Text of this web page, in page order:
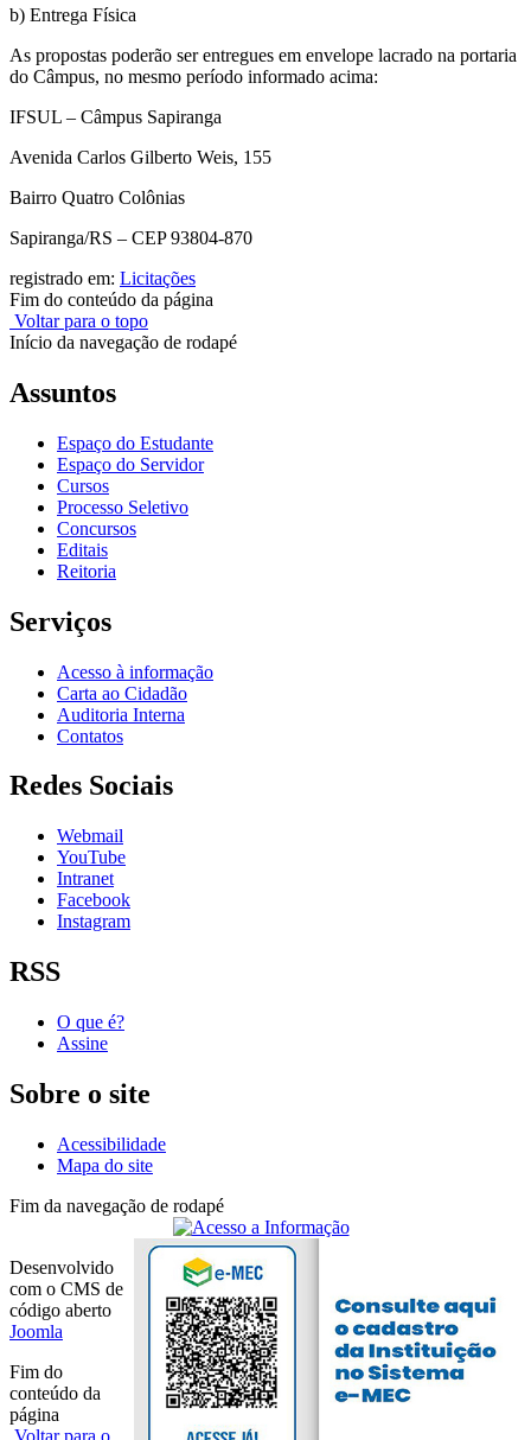
b) Entrega Física
As propostas poderão ser entregues em envelope lacrado na portaria
do Câmpus, no mesmo período informado acima:
IFSUL – Câmpus Sapiranga
Avenida Carlos Gilberto Weis, 155
Bairro Quatro Colônias
Sapiranga/RS – CEP 93804-870
registrado em: Licitações
Fim do conteúdo da página
Voltar para o topo
Início da navegação de rodapé
Assuntos
Espaço do Estudante
Espaço do Servidor
Cursos
Processo Seletivo
Concursos
Editais
Reitoria
Serviços
Acesso à informação
Carta ao Cidadão
Auditoria Interna
Contatos
Redes Sociais
Webmail
YouTube
Intranet
Facebook
Instagram
RSS
O que é?
Assine
Sobre o site
Acessibilidade
Mapa do site
Fim da navegação de rodapé
Desenvolvido
com o CMS de
código aberto
Joomla
Fim do
conteúdo da
página
Voltar para o